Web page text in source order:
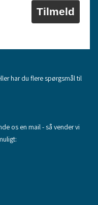
Tilmeld
har du flere spørgsmål til
os en mail - så vender vi